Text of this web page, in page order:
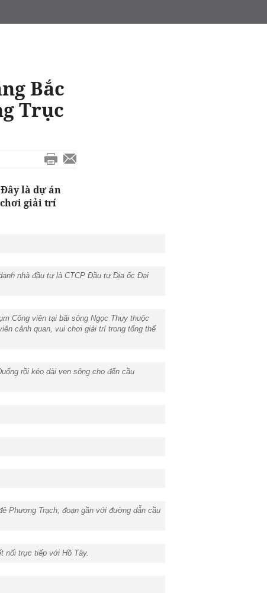
Bắc
Trục
là dự án
chơi giải trí
nhà đầu tư là CTCP Đầu tư Địa ốc Đại
Công viên tại bãi sông Ngọc Thụy thuộc
cảnh quan, vui chơi giải trí trong tổng thể
rồi kéo dài ven sông cho đến cầu
Phương Trạch, đoạn gần với đường dẫn cầu
nối trực tiếp với Hồ Tây.